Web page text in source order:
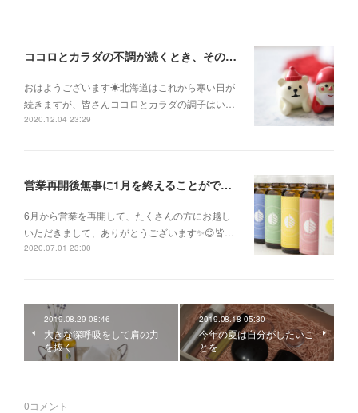
ココロとカラダの不調が続くとき、そのままにして諦めないで！
おはようございます☀北海道はこれから寒い日が
続きますが、皆さんココロとカラダの調子はい…
2020.12.04 23:29
営業再開後無事に1月を終えることができました✨
6月から営業を再開して、たくさんの方にお越し
いただきまして、ありがとうございます✨😊皆…
2020.07.01 23:00
2019.08.29 08:46
大きな深呼吸をして肩の力
を抜く
2019.08.18 05:30
今年の夏は自分がしたいこ
とを
0コメント